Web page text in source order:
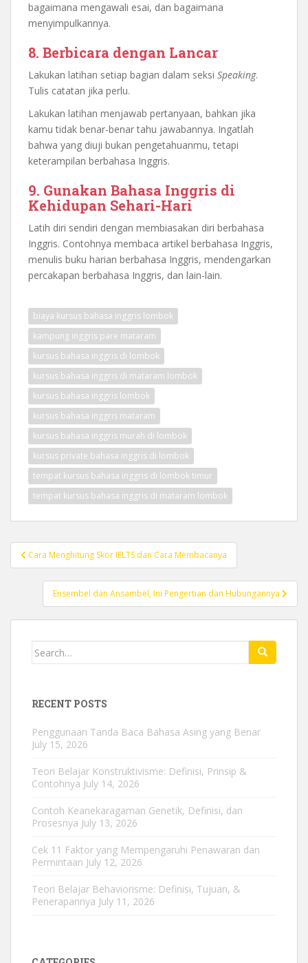
bagaimana mengawali esai, dan bagaimana
menyimpulkannya.
8. Berbicara dengan Lancar
Lakukan latihan setiap bagian dalam seksi Speaking.
Tulis catatan jika perlu.
Lakukan latihan menjawab pertanyaan, bahkan jika
kamu tidak benar-benar tahu jawabannya. Ingatlah
bahwa yang diuji bukan pengetahuanmu, tetapi
keterampilan berbahasa Inggris.
9. Gunakan Bahasa Inggris di
Kehidupan Sehari-Hari
Latih diri sendiri dengan membiasakan diri berbahasa
Inggris. Contohnya membaca artikel berbahasa Inggris,
menulis buku harian berbahasa Inggris, mendengarkan
percakapan berbahasa Inggris, dan lain-lain.
biaya kursus bahasa inggris lombok
kampung inggris pare mataram
kursus bahasa inggris di lombok
kursus bahasa inggris di mataram lombok
kursus bahasa inggris lombok
kursus bahasa inggris mataram
kursus bahasa inggris murah di lombok
kursus private bahasa inggris di lombok
tempat kursus bahasa inggris di lombok timur
tempat kursus bahasa inggris di mataram lombok
Post
navigation
Cara Menghitung Skor IELTS dan Cara Membacanya
Ensembel dan Ansambel, Ini Pengertian dan Hubungannya
Search
RECENT POSTS
Penggunaan Tanda Baca Bahasa Asing yang Benar
July 15, 2026
Teori Belajar Konstruktivisme: Definisi, Prinsip &
Contohnya July 14, 2026
Contoh Keanekaragaman Genetik, Definisi, dan
Prosesnya July 13, 2026
Cek 11 Faktor yang Mempengaruhi Penawaran dan
Permintaan July 12, 2026
Teori Belajar Behaviorisme: Definisi, Tujuan, &
Penerapannya July 11, 2026